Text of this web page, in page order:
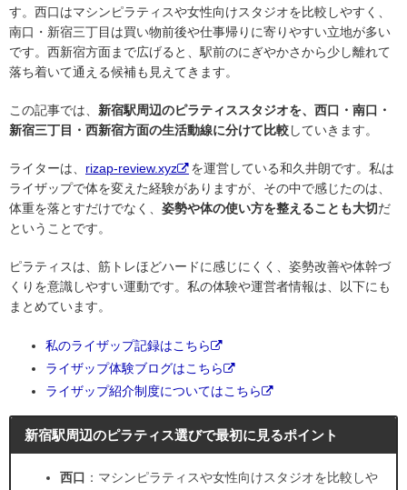
す。西口はマシンピラティスや女性向けスタジオを比較しやすく、
南口・新宿三丁目は買い物前後や仕事帰りに寄りやすい立地が多い
です。西新宿方面まで広げると、駅前のにぎやかさから少し離れて
落ち着いて通える候補も見えてきます。
この記事では、 新宿駅周辺のピラティススタジオを、西口・南口・
新宿三丁目・西新宿方面の生活動線に分けて比較していきます。
ライターは、 rizap-review.xyz
を運営している和久井朗です。私は
ライザップで体を変えた経験がありますが、その中で感じたのは、
体重を落とすだけでなく、 姿勢や体の使い方を整えることも大切だ
ということです。
ピラティスは、筋トレほどハードに感じにくく、姿勢改善や体幹づ
くりを意識しやすい運動です。私の体験や運営者情報は、以下にも
まとめています。
私のライザップ記録はこちら
ライザップ体験ブログはこちら
ライザップ紹介制度についてはこちら
新宿駅周辺のピラティス選びで最初に見るポイント
西口 ：マシンピラティスや女性向けスタジオを比較しや